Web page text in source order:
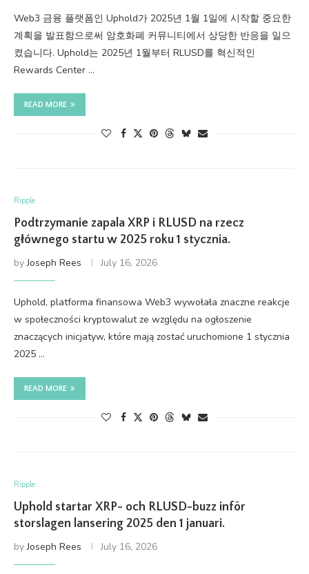
Web3 금융 플랫폼인 Uphold가 2025년 1월 1일에 시작할 중요한
계획을 발표함으로써 암호화폐 커뮤니티에서 상당한 반응을 일으
켰습니다. Uphold는 2025년 1월부터 RLUSD를 혁신적인
Rewards Center …
READ MORE
Ripple
Podtrzymanie zapala XRP i RLUSD na rzecz
głównego startu w 2025 roku 1 stycznia.
byJoseph Rees July 16, 2026
Uphold, platforma finansowa Web3 wywołała znaczne reakcje
w społeczności kryptowalut ze względu na ogłoszenie
znaczących inicjatyw, które mają zostać uruchomione 1 stycznia
2025 …
READ MORE
Ripple
Uphold startar XRP- och RLUSD-buzz inför
storslagen lansering 2025 den 1 januari.
byJoseph Rees July 16, 2026